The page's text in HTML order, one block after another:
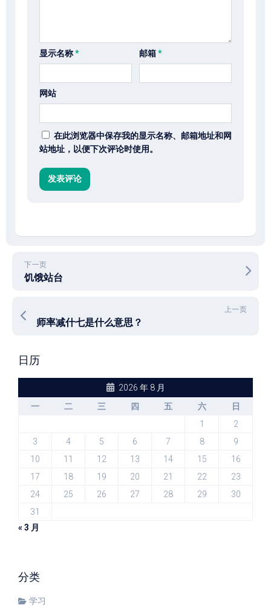
显示名称* 邮箱*
网站
在此浏览器中保存我的显示名称、邮箱地址和网
站地址，以便下次评论时使用。
下一页
饥饿站台
上一页
师率减什七是什么意思？
日历
2026 年 8 月
一
二 三 四 五 六
日
1
2
3
4 5 6 7 8
9
10
11 12 13 14 15
16
17
18 19 20 21 22
23
24
25 26 27 28 29
30
31
« 3 月
分类
学习